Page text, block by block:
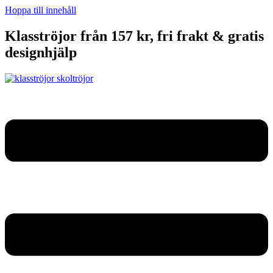
Hoppa till innehåll
Klasströjor från 157 kr, fri frakt & gratis
designhjälp